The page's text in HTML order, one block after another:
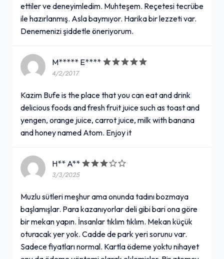
ettiler ve deneyimledim. Muhteşem. Reçetesi tecrübe
ile hazırlanmış. Asla baymıyor. Harika bir lezzeti var.
Denemenizi şiddetle öneriyorum.
M***** E****
4/2/2017
Kazim Bufe is the place that you can eat and drink
delicious foods and fresh fruit juice such as toast and
yengen, orange juice, carrot juice, milk with banana
and honey named Atom. Enjoy it
H** A**
3/3/2025
Muzlu sütleri meşhur ama onunda tadını bozmaya
başlamışlar. Para kazanıyorlar deli gibi bari ona göre
bir mekan yapın. İnsanlar tıklım tıklım. Mekan küçük
oturacak yer yok. Cadde de park yeri sorunu var.
Sadece fiyatları normal. Kartla ödeme yoktu nihayet